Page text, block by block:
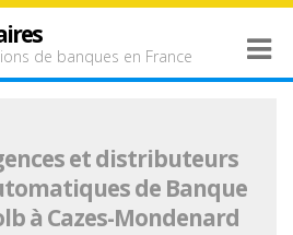
de banques en France
et distributeurs
de Banque
à Cazes-Mondenard